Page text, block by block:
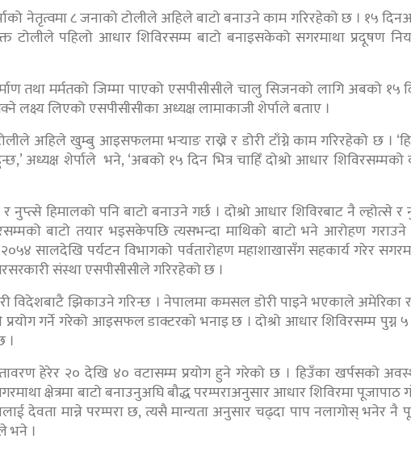
नेतृत्वमा ८ जनाको टोलीले अहिले बाटो बनाउने काम गरिरहेको छ । १५
टोलीले पहिलो आधार शिविरसम्म बाटो बनाइसकेको सगरमाथा प्रदूषण
तथा मर्मतको जिम्मा पाएको एसपीसीसीले चालु सिजनको लागि अबको १५
लक्ष्य लिएको एसपीसीसीका अध्यक्ष लामाकाजी शेर्पाले बताए ।
अहिले खुम्बु आइसफलमा भर्‍याङ राख्ने र डोरी टाँग्ने काम गरिरहेको छ ।
अध्यक्ष शेर्पाले भने, ‘अबको १५ दिन भित्र चाहिँ दोश्रो आधार
नुप्त्से हिमालको पनि बाटो बनाउने गर्छ । दोश्रो आधार शिविरबाट नै ल्होत्से र
बाटो तयार भइसकेपछि त्यसभन्दा माथिको बाटो भने आरोहण
सालदेखि पर्यटन विभागको पर्वतारोहण महाशाखासँग सहकार्य गरेर
संस्था एसपीसीसीले गरिरहेको छ ।
विदेशबाटै झिकाउने गरिन्छ । नेपालमा कमसल डोरी पाइने भएकाले अमेरिका
प्रयोग गर्ने गरेको आइसफल डाक्टरको भनाइ छ । दोश्रो आधार शिविरसम्म पुग्न
।
हेरेर २० देखि ४० वटासम्म प्रयोग हुने गरेको छ । हिउँका खर्पसको
क्षेत्रमा बाटो बनाउनुअघि बौद्ध परम्पराअनुसार आधार शिविरमा पूजापाठ
देवता मान्ने परम्परा छ, त्यसै मान्यता अनुसार चढ्दा पाप नलागोस् भनेर नै
भने ।